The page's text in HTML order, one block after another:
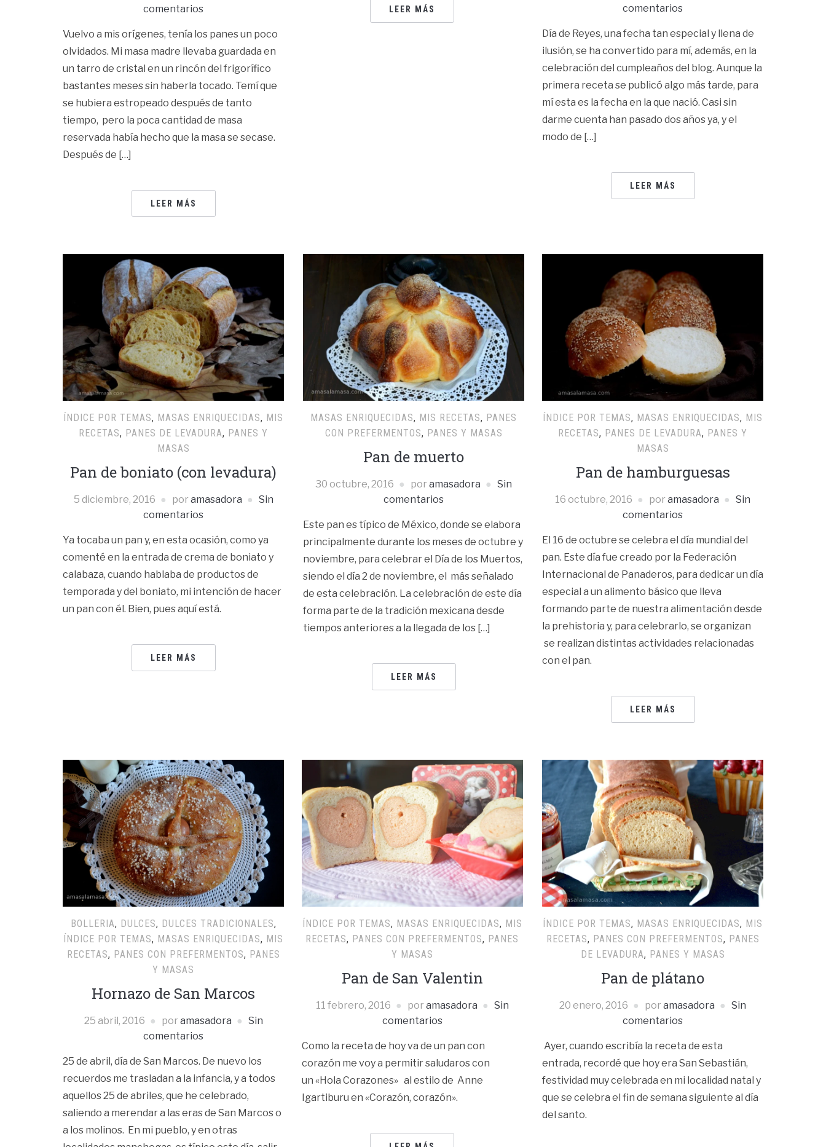
comentarios
Vuelvo a mis orígenes, tenía los panes un poco
olvidados. Mi masa madre llevaba guardada en
un tarro de cristal en un rincón del frigorífico
bastantes meses sin haberla tocado. Temí que
se hubiera estropeado después de tanto
tiempo, pero la poca cantidad de masa
reservada había hecho que la masa se secase.
Después de […]
LEER MÁS
LEER MÁS
comentarios
Día de Reyes, una fecha tan especial y llena de
ilusión, se ha convertido para mí, además, en la
celebración del cumpleaños del blog. Aunque la
primera receta se publicó algo más tarde, para
mí esta es la fecha en la que nació. Casi sin
darme cuenta han pasado dos años ya, y el
modo de […]
LEER MÁS
ÍNDICE POR TEMAS, MASAS ENRIQUECIDAS, MIS
RECETAS, PANES DE LEVADURA, PANES Y
MASAS
Pan de boniato (con levadura)
5 diciembre, 2016 por amasadora
Sin
comentarios
Ya tocaba un pan y, en esta ocasión, como ya
comenté en la entrada de crema de boniato y
calabaza, cuando hablaba de productos de
temporada y del boniato, mi intención de hacer
un pan con él. Bien, pues aquí está.
LEER MÁS
MASAS ENRIQUECIDAS, MIS RECETAS, PANES
CON PREFERMENTOS, PANES Y MASAS
Pan de muerto
30 octubre, 2016 poramasadora
Sin
comentarios
Este pan es típico de México, donde se elabora
principalmente durante los meses de octubre y
noviembre, para celebrar el Día de los Muertos,
siendo el día 2 de noviembre, el más señalado
de esta celebración. La celebración de este día
forma parte de la tradición mexicana desde
tiempos anteriores a la llegada de los […]
LEER MÁS
ÍNDICE POR TEMAS, MASAS ENRIQUECIDAS, MIS
RECETAS, PANES DE LEVADURA, PANES Y
MASAS
Pan de hamburguesas
16 octubre, 2016 por amasadora
Sin
comentarios
El 16 de octubre se celebra el día mundial del
pan. Este día fue creado por la Federación
Internacional de Panaderos, para dedicar un día
especial a un alimento básico que lleva
formando parte de nuestra alimentación desde
la prehistoria y, para celebrarlo, se organizan
se realizan distintas actividades relacionadas
con el pan.
LEER MÁS
BOLLERIA, DULCES, DULCES TRADICIONALES,
ÍNDICE POR TEMAS, MASAS ENRIQUECIDAS, MIS
RECETAS, PANES CON PREFERMENTOS, PANES
Y MASAS
Hornazo de San Marcos
25 abril, 2016 por amasadora
Sin
comentarios
25 de abril, día de San Marcos. De nuevo los
recuerdos me trasladan a la infancia, y a todos
aquellos 25 de abriles, que he celebrado,
saliendo a merendar a las eras de San Marcos o
a los molinos. En mi pueblo, y en otras
ÍNDICE POR TEMAS, MASAS ENRIQUECIDAS, MIS
RECETAS, PANES CON PREFERMENTOS, PANES
Y MASAS
Pan de San Valentin
11 febrero, 2016 por amasadora
Sin
comentarios
Como la receta de hoy va de un pan con
corazón me voy a permitir saludaros con
un «Hola Corazones» al estilo de Anne
Igartiburu en «Corazón, corazón».
ÍNDICE POR TEMAS, MASAS ENRIQUECIDAS, MIS
RECETAS, PANES CON PREFERMENTOS, PANES
DE LEVADURA, PANES Y MASAS
Pan de plátano
20 enero, 2016 por amasadora
Sin
comentarios
Ayer, cuando escribía la receta de esta
entrada, recordé que hoy era San Sebastián,
festividad muy celebrada en mi localidad natal y
que se celebra el fin de semana siguiente al día
del santo.